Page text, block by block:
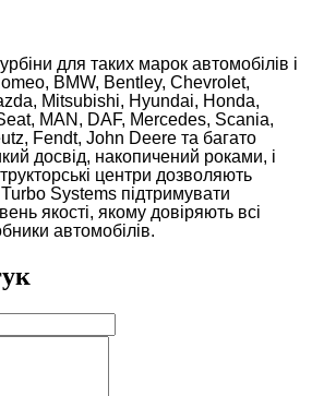
для таких марок автомобілів і
BMW, Bentley, Chevrolet,
Mitsubishi, Hyundai, Honda,
MAN, DAF, Mercedes, Scania,
Fendt, John Deere та багато
досвід, накопичений роками, і
центри дозволяють
Systems підтримувати
якості, якому довіряють всі
автомобілів.